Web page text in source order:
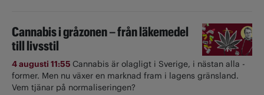
Cannabis i gråzonen – från läkemedel
till livsstil
4 augusti 11:55 Cannabis är olagligt i ­Sverige, i nästan alla ­
former. Men nu växer en marknad fram i lagens gränsland.
Vem tjänar på normaliseringen?